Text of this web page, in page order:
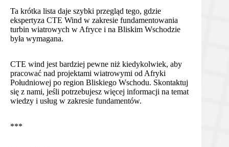
Ta krótka lista daje szybki przegląd tego, gdzie
ekspertyza CTE Wind w zakresie fundamentowania
turbin wiatrowych w Afryce i na Bliskim Wschodzie
była wymagana.
CTE wind jest bardziej pewne niż kiedykolwiek, aby
pracować nad projektami wiatrowymi od Afryki
Południowej po region Bliskiego Wschodu. Skontaktuj
się z nami, jeśli potrzebujesz więcej informacji na temat
wiedzy i usług w zakresie fundamentów.
***